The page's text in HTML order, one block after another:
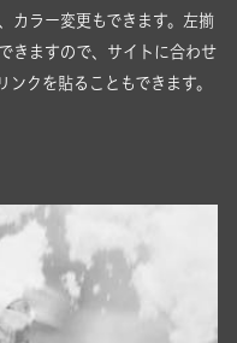
カラー変更もできます。左揃
きますので、サイトに合わせ
クを貼ることもできます。